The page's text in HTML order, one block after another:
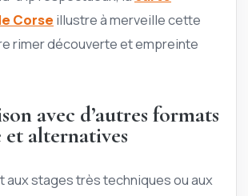
Corse illustre à merveille cette
rimer découverte et empreinte
avec d’autres formats
et alternatives
aux stages très techniques ou aux